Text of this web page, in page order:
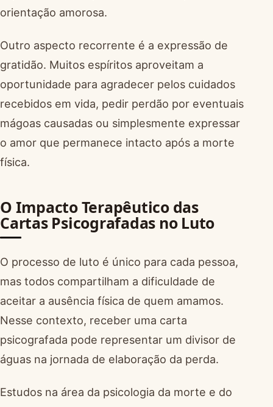
orientação amorosa.
Outro aspecto recorrente é a expressão de
gratidão. Muitos espíritos aproveitam a
oportunidade para agradecer pelos cuidados
recebidos em vida, pedir perdão por eventuais
mágoas causadas ou simplesmente expressar
o amor que permanece intacto após a morte
física.
O Impacto Terapêutico das
Cartas Psicografadas no Luto
O processo de luto é único para cada pessoa,
mas todos compartilham a dificuldade de
aceitar a ausência física de quem amamos.
Nesse contexto, receber uma carta
psicografada pode representar um divisor de
águas na jornada de elaboração da perda.
Estudos na área da psicologia da morte e do